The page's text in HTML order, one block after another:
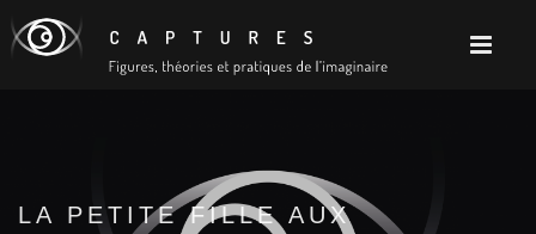
LA PETITE FILLE AUX